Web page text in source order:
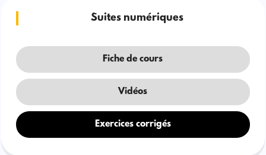
Suites numériques
Fiche de cours
Vidéos
Exercices corrigés